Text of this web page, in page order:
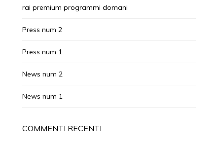
rai premium programmi domani
Press num 2
Press num 1
News num 2
News num 1
COMMENTI RECENTI